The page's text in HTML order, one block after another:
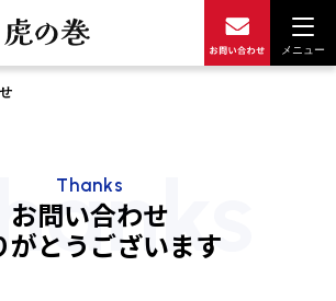
メニュー
Thanks
お問い合わせ
がとうございます